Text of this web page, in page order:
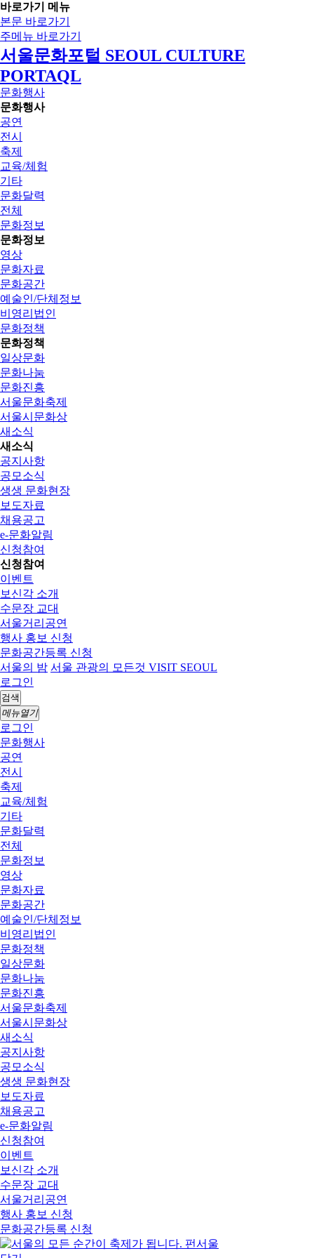
바로가기 메뉴
본문 바로가기
주메뉴 바로가기
서울문화포털 SEOUL CULTURE
PORTAQL
문화행사
문화행사
공연
전시
축제
교육/체험
기타
문화달력
전체
문화정보
문화정보
영상
문화자료
문화공간
예술인/단체정보
비영리법인
문화정책
문화정책
일상문화
문화나눔
문화진흥
서울문화축제
서울시문화상
새소식
새소식
공지사항
공모소식
생생 문화현장
보도자료
채용공고
e-문화알림
신청참여
신청참여
이벤트
보신각 소개
수문장 교대
서울거리공연
행사 홍보 신청
문화공간등록 신청
서울의 밤 서울 관광의 모든것 VISIT SEOUL
로그인
검색
메뉴열기
로그인
문화행사
공연
전시
축제
교육/체험
기타
문화달력
전체
문화정보
영상
문화자료
문화공간
예술인/단체정보
비영리법인
문화정책
일상문화
문화나눔
문화진흥
서울문화축제
서울시문화상
새소식
공지사항
공모소식
생생 문화현장
보도자료
채용공고
e-문화알림
신청참여
이벤트
보신각 소개
수문장 교대
서울거리공연
행사 홍보 신청
문화공간등록 신청